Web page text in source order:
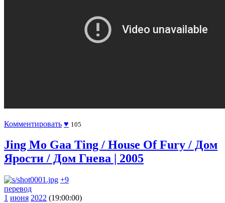
Комментировать ♥ 105
Jing Mo Gaa Ting / House Of Fury / Дом
Ярости / Дом Гнева | 2005
+9
перевод
1 июня 2022 (19:00:00)